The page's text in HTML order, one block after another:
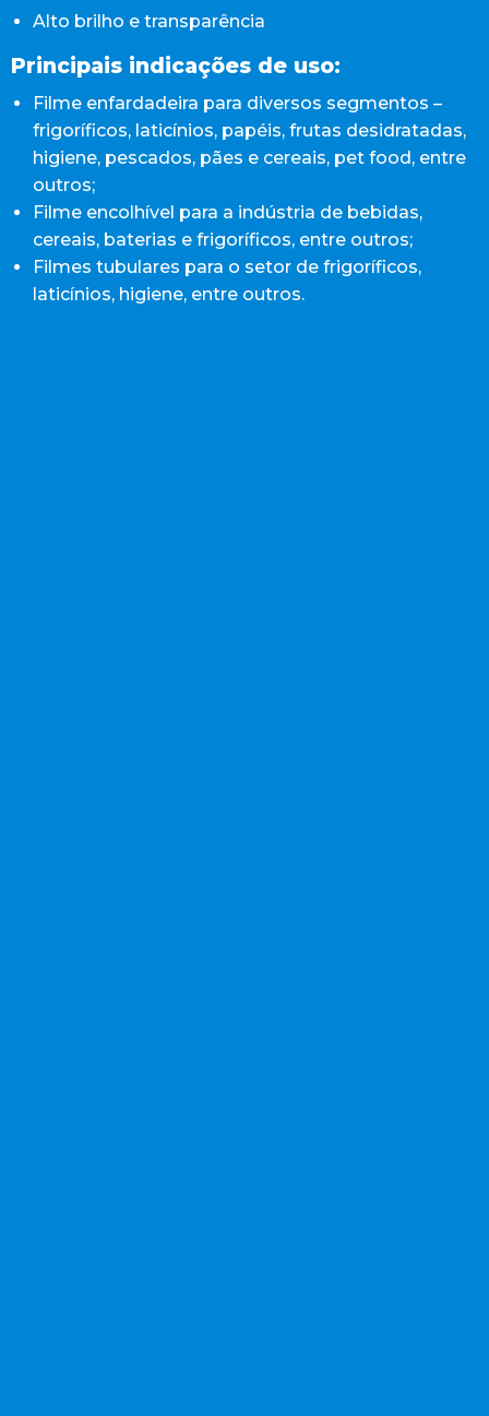
Alto brilho e transparência
Principais indicações de uso:
Filme enfardadeira para diversos segmentos –
frigoríficos, laticínios, papéis, frutas desidratadas,
higiene, pescados, pães e cereais, pet food, entre
outros;
Filme encolhível para a indústria de bebidas,
cereais, baterias e frigoríficos, entre outros;
Filmes tubulares para o setor de frigoríficos,
laticínios, higiene, entre outros.